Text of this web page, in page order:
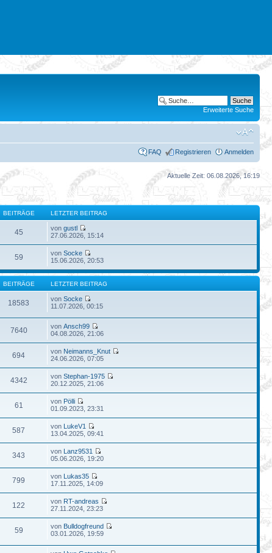
Erweiterte Suche
FAQ Registrieren Anmelden
Aktuelle Zeit: 06.08.2026, 16:19
BEITRÄGE LETZTER BEITRAG
45 vongustl
27.06.2026, 15:14
59 vonSocke
15.06.2026, 20:53
BEITRÄGE LETZTER BEITRAG
18583 vonSocke
11.07.2026, 00:15
7640 vonAnsch99
04.08.2026, 21:06
694 von Neimanns_Knut
24.06.2026, 07:05
4342 vonStephan-1975
20.12.2025, 21:06
61 von Pölli
01.09.2023, 23:31
587 von LukeV1
13.04.2025, 09:41
343 von Lanz9531
05.06.2026, 19:20
799 von Lukas35
17.11.2025, 14:09
122 von RT-andreas
27.11.2024, 23:23
59 von Bulldogfreund
03.01.2026, 19:59